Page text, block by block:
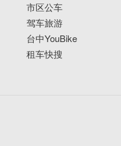
市区公车
驾车旅游
台中YouBike
租车快搜